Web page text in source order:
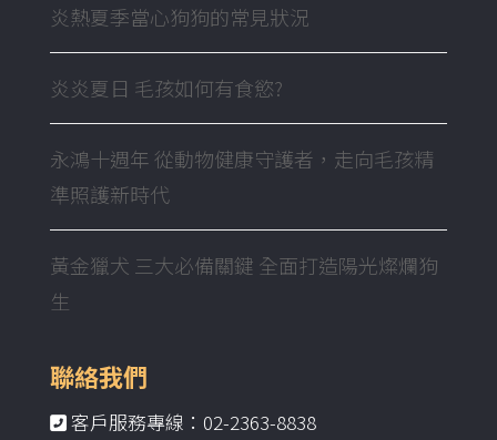
炎熱夏季當心狗狗的常見狀況
炎炎夏日 毛孩如何有食慾?
永鴻十週年 從動物健康守護者，走向毛孩精
準照護新時代
黃金獵犬 三大必備關鍵 全面打造陽光燦爛狗
生
聯絡我們
客戶服務專線：02-2363-8838